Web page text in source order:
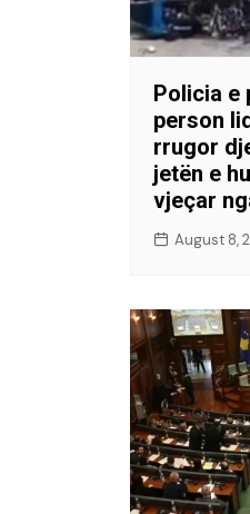
Policia e
person
rrugor
jetën e
vjeçar
August 8,